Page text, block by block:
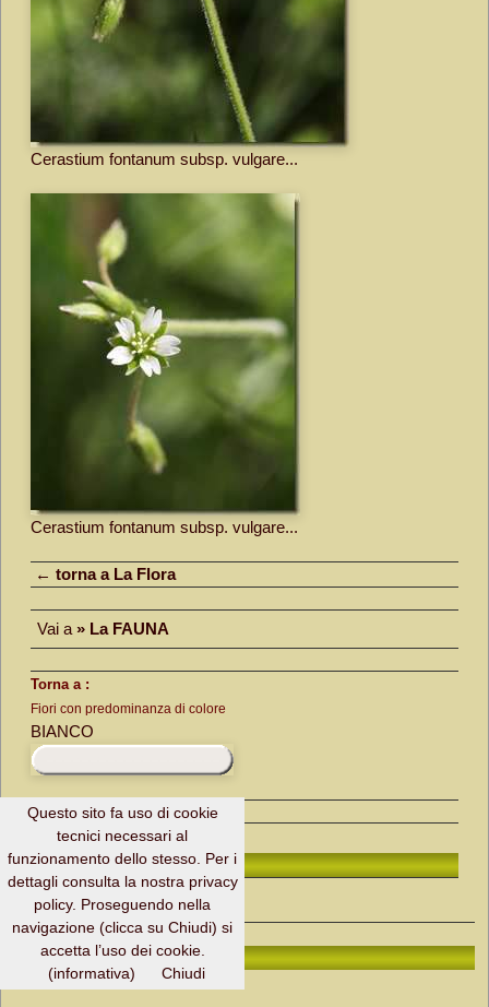
Cerastium fontanum subsp. vulgare...
Cerastium fontanum subsp. vulgare...
← torna a La Flora
Vai a » La FAUNA
Torna a :
Fiori con predominanza di colore
BIANCO
H. Page ↑
in Valgrande - Flora - Peverina dei prati
Questo sito fa uso di cookie
tecnici necessari al
funzionamento dello stesso. Per i
dettagli consulta la nostra privacy
policy. Proseguendo nella
navigazione (clicca su Chiudi) si
accetta l’uso dei cookie.
(informativa)
Chiudi